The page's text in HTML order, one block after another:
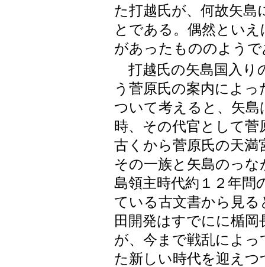
た打越氏が、何故矢
とである。偶然とい
があったもののよう
打越氏の矢島国入り
う菅原氏の案内によ
ついて考えると、矢
時、その代官として
古くから菅原氏の天
その一族と矢島のっ
島領主時代約１２年問
ている古文書から見
田開発はすでにに楯
が、今まで戦乱によ
た新しい時代を迎え